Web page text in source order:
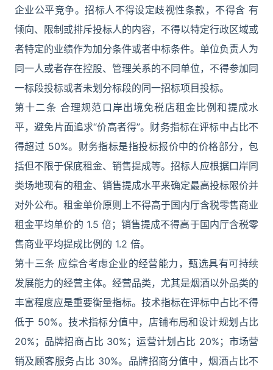
企业公平竞争。招标人不得设定歧视性条款，不得含 有
倾向、限制或排斥投标人的内容，不得以特定行政区域或
者特定的业绩作为加分条件或者中标条件。单位负责人为
同一人或者存在控股、管理关系的不同单位，不得参加同
一标段投标或者未划分标段的同一招标项目投标。
第十二条 合理规范口岸出境免税店租金比例和提成水
平，避免片面追求“价高者得”。财务指标在评标中占比不
得超过 50%。财务指标是指投标报价中的价格部分，包
括但不限于保底租金、销售提成等。招标人应根据口岸同
类场地现有的租金、销售提成水平来确定最高投标限价并
对外公布。租金单价原则上不得高于国内厅含税零售商业
租金平均单价的 1.5 倍；销售提成不得高于国内厅含税零
售商业平均提成比例的 1.2 倍。
第十三条 应综合考虑企业的经营能力，甄选具有可持续
发展能力的经营主体。经营品类，尤其是烟酒以外品类的
丰富程度应是重要衡量指标。技术指标在评标中占比不得
低于 50%。技术指标分值中，店铺布局和设计规划占比
20%；品牌招商占比 30%；运营计划占比 20%；市场营
销及顾客服务占比 30%。品牌招商分值中，烟酒占比不